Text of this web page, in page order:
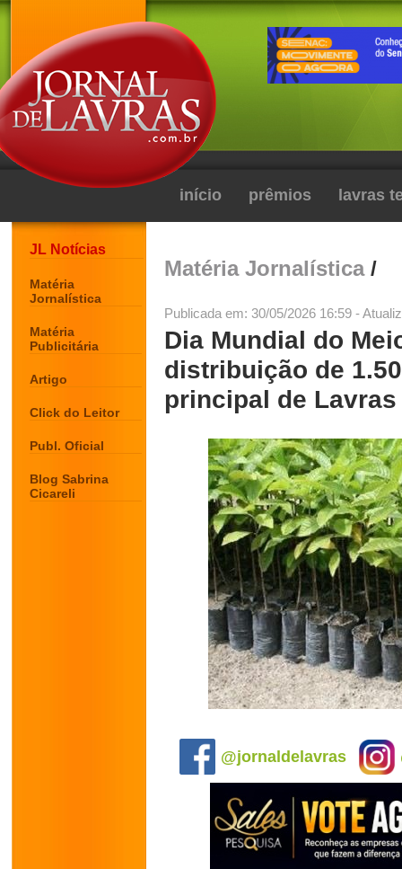
início prêmios lavras
JL Notícias
Matéria
Jornalística
Matéria
Publicitária
Artigo
Click do Leitor
Publ. Oficial
Blog Sabrina
Cicareli
Matéria Jornalística/
Publicada em: 30/05/2026 16:59 -
Dia Mundial do
distribuição de
principal de Lavras
@jornaldelavras